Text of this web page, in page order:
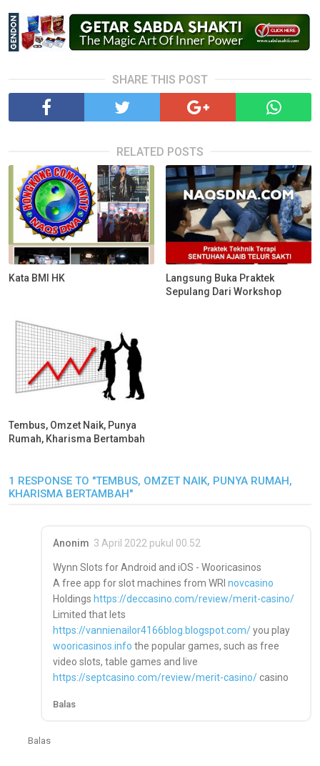
SHARE THIS POST
RELATED POSTS
Kata BMI HK
Langsung Buka Praktek
Sepulang Dari Workshop
Tembus, Omzet Naik, Punya
Rumah, Kharisma Bertambah
1 RESPONSE TO "TEMBUS, OMZET NAIK, PUNYA RUMAH,
KHARISMA BERTAMBAH"
Anonim 3 April 2022 pukul 00.52
Wynn Slots for Android and iOS - Wooricasinos
A free app for slot machines from WRI novcasino
Holdings https://deccasino.com/review/merit-casino/
Limited that lets
https://vannienailor4166blog.blogspot.com/you play
wooricasinos.info the popular games, such as free
video slots, table games and live
https://septcasino.com/review/merit-casino/casino
Balas
Balas